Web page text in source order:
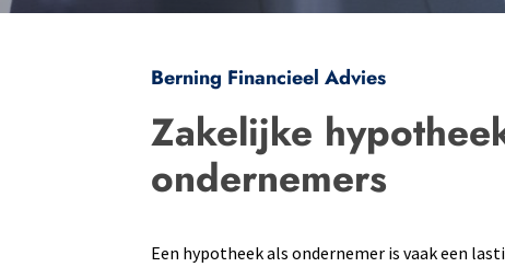
Berning Financieel Advies
Zakelijke
ondernemers
Een hypotheek als ondernemer is vaak een